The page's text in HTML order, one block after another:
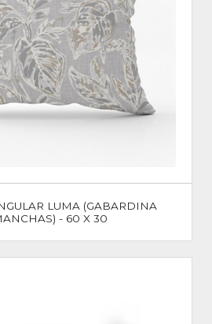
LUMA (GABARDINA
- 60 X 30